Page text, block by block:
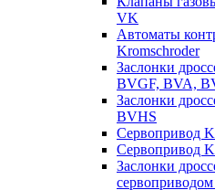
VK
Автоматы
Kromschroder
Заслонки
BVGF, BVA,
Заслонки
BVHS
Сервопривод
Сервопривод
Заслонки